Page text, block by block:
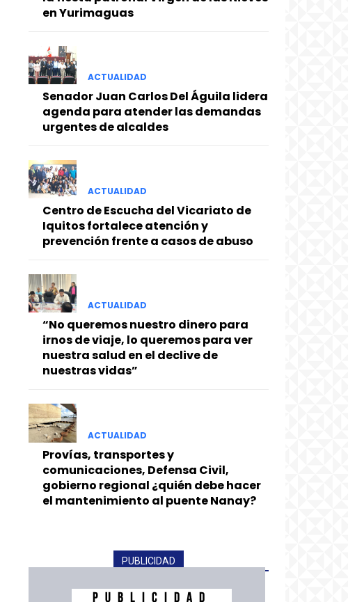
en Yurimaguas
ACTUALIDAD
Senador Juan Carlos Del Águila lidera
agenda para atender las demandas
urgentes de alcaldes
ACTUALIDAD
Centro de Escucha del Vicariato de
Iquitos fortalece atención y
prevención frente a casos de abuso
ACTUALIDAD
“No queremos nuestro dinero para
irnos de viaje, lo queremos para ver
nuestra salud en el declive de
nuestras vidas”
ACTUALIDAD
Provías, transportes y
comunicaciones, Defensa Civil,
gobierno regional ¿quién debe hacer
el mantenimiento al puente Nanay?
PUBLICIDAD